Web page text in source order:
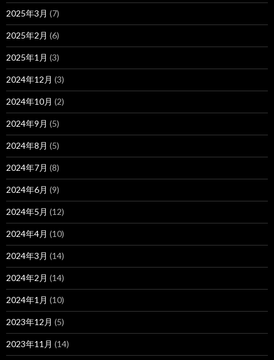
2025年3月 (7)
2025年2月 (6)
2025年1月 (3)
2024年12月 (3)
2024年10月 (2)
2024年9月 (5)
2024年8月 (5)
2024年7月 (8)
2024年6月 (9)
2024年5月 (12)
2024年4月 (10)
2024年3月 (14)
2024年2月 (14)
2024年1月 (10)
2023年12月 (5)
2023年11月 (14)